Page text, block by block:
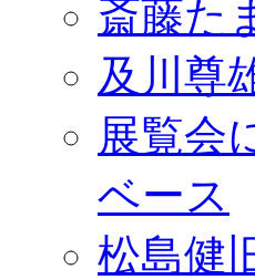
斎藤た
及川尊
展覧会
ベース
松島健